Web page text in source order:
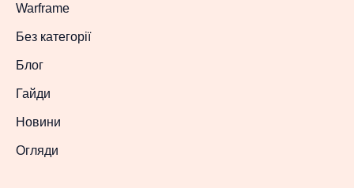
Warframe
Без категорії
Блог
Гайди
Новини
Огляди